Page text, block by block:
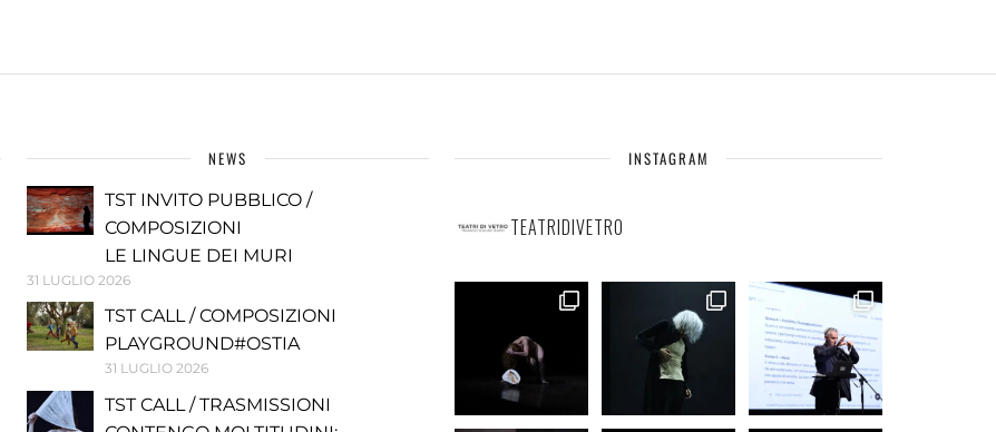
NEWS
TST INVITO PUBBLICO /
COMPOSIZIONI
LE LINGUE DEI MURI
31 LUGLIO 2026
TST CALL / COMPOSIZIONI
PLAYGROUND#OSTIA
31 LUGLIO 2026
TST CALL / TRASMISSIONI
INSTAGRAM
TEATRIDIVETRO